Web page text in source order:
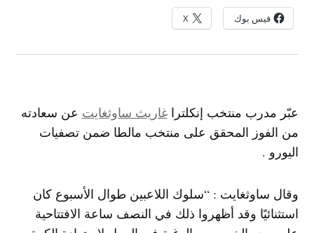
فيس بوك X
عبّر مدرب منتخب ​إنكلترا​ ​غاريث ساوثغايت عن سعادته
من الفوز المحقق على منتخب مالطا ضمن تصفيات
اليورو .
وقال ساوثغايت : “سلوك اللاعبين طوال الأسبوع كان
استثنائيًا وقد أظهروا ذلك في النصف ساعة الافتتاحية